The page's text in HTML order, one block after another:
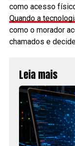
como acesso
Quando a
como o morador
chamados e
Leia mais